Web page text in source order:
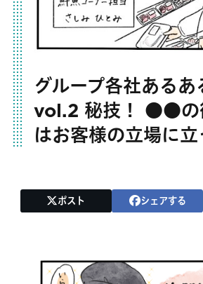
グループ各社あるあ
vol.2 秘技！ ●●の
はお客様の立場に立
ポスト シェアする